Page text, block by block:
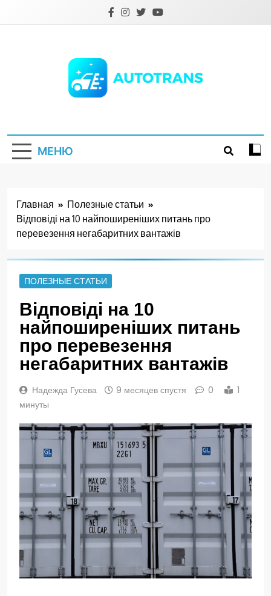
МЕНЮ
Главная
Полезные статьи
Відповіді на 10 найпоширеніших питань про
перевезення негабаритних вантажів
ПОЛЕЗНЫЕ СТАТЬИ
Відповіді на 10
найпоширеніших питань
про перевезення
негабаритних вантажів
Надежда Гусева 9 месяцев спустя 0
1
минуты